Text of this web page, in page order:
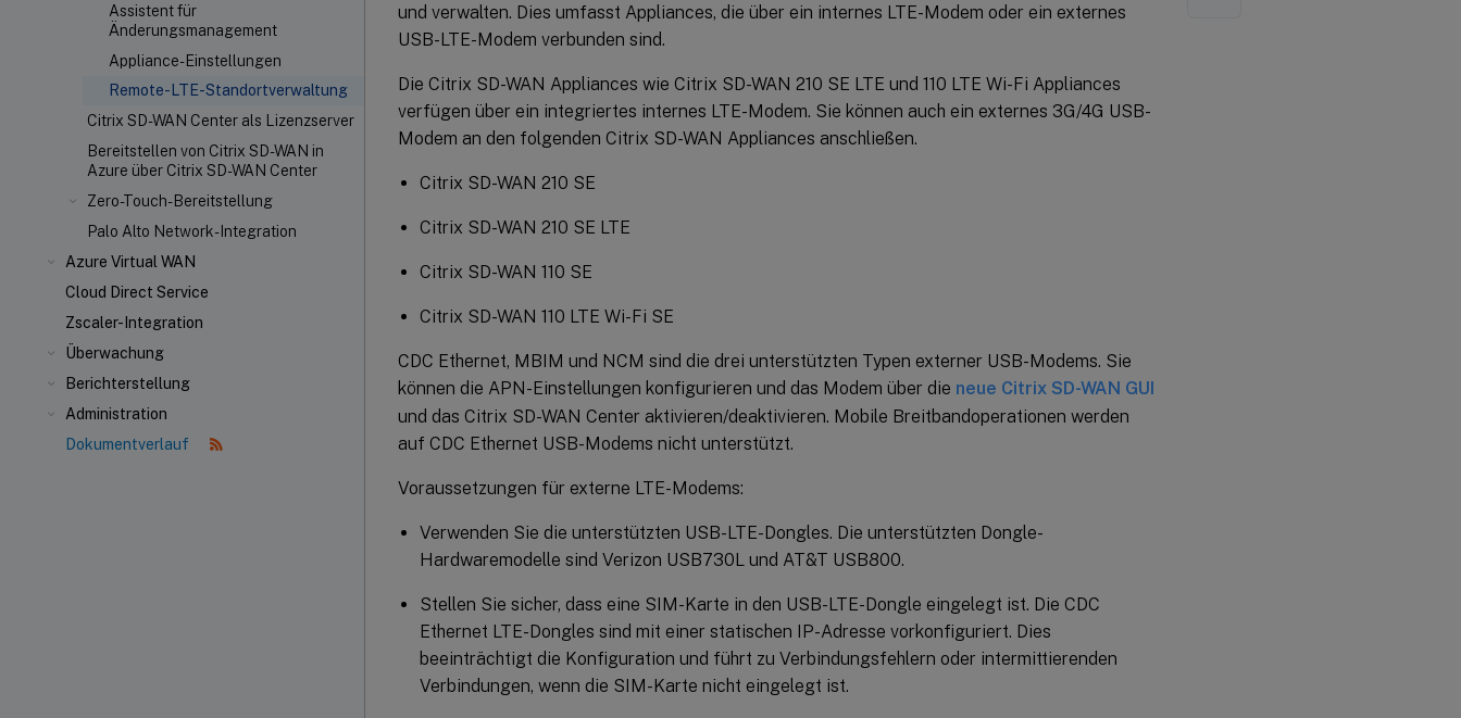
Assistent für
Änderungsmanagement
Appliance-Einstellungen
Remote-LTE-Standortverwaltung
Citrix SD-WAN Center als Lizenzserver
Bereitstellen von Citrix SD-WAN in
Azure über Citrix SD-WAN Center
Zero-Touch-Bereitstellung
Palo Alto Network-Integration
Azure Virtual WAN
Cloud Direct Service
Zscaler-Integration
Überwachung
Berichterstellung
Administration
Dokumentverlauf
und verwalten. Dies umfasst Appliances, die über ein internes LTE-Modem oder ein externes
USB-LTE-Modem verbunden sind.
Die Citrix SD-WAN Appliances wie Citrix SD-WAN 210 SE LTE und 110 LTE Wi-Fi Appliances
verfügen über ein integriertes internes LTE-Modem. Sie können auch ein externes 3G/4G USB-
Modem an den folgenden Citrix SD-WAN Appliances anschließen.
Citrix SD-WAN 210 SE
Citrix SD-WAN 210 SE LTE
Citrix SD-WAN 110 SE
Citrix SD-WAN 110 LTE Wi-Fi SE
CDC Ethernet, MBIM und NCM sind die drei unterstützten Typen externer USB-Modems. Sie
können die APN-Einstellungen konfigurieren und das Modem über die neue Citrix SD-WAN GUI
und das Citrix SD-WAN Center aktivieren/deaktivieren. Mobile Breitbandoperationen werden
auf CDC Ethernet USB-Modems nicht unterstützt.
Voraussetzungen für externe LTE-Modems:
Verwenden Sie die unterstützten USB-LTE-Dongles. Die unterstützten Dongle-
Hardwaremodelle sind Verizon USB730L und AT&T USB800.
Stellen Sie sicher, dass eine SIM-Karte in den USB-LTE-Dongle eingelegt ist. Die CDC
Ethernet LTE-Dongles sind mit einer statischen IP-Adresse vorkonfiguriert. Dies
beeinträchtigt die Konfiguration und führt zu Verbindungsfehlern oder intermittierenden
Verbindungen, wenn die SIM-Karte nicht eingelegt ist.